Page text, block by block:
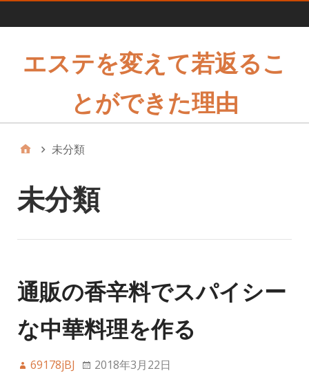
エステを変えて若返るこ
とができた理由
未分類
未分類
通販の香辛料でスパイシー
な中華料理を作る
69178jBJ 2018年3月22日